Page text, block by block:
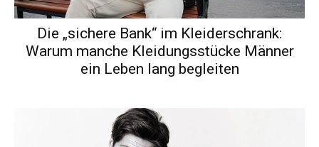
Die „sichere Bank“ im Kleiderschrank:
Warum manche Kleidungsstücke Männer
ein Leben lang begleiten